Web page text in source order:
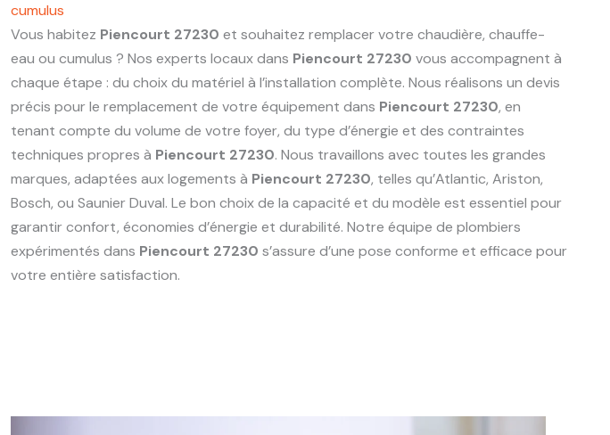
cumulus
Vous habitez Piencourt 27230 et souhaitez remplacer votre chaudière, chauffe-
eau ou cumulus ? Nos experts locaux dans Piencourt 27230 vous accompagnent à
chaque étape : du choix du matériel à l’installation complète. Nous réalisons un devis
précis pour le remplacement de votre équipement dans Piencourt 27230, en
tenant compte du volume de votre foyer, du type d’énergie et des contraintes
techniques propres à Piencourt 27230. Nous travaillons avec toutes les grandes
marques, adaptées aux logements à Piencourt 27230, telles qu’Atlantic, Ariston,
Bosch, ou Saunier Duval. Le bon choix de la capacité et du modèle est essentiel pour
garantir confort, économies d’énergie et durabilité. Notre équipe de plombiers
expérimentés dans Piencourt 27230 s’assure d’une pose conforme et efficace pour
votre entière satisfaction.